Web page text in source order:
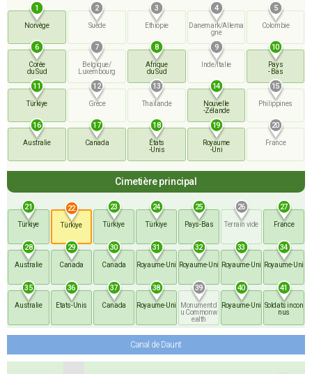
1
Norvège
2
Suède
3
Ethiopie
4
Danemark/Allema
gne
5
Colombie
6
Corée
du Sud
7
Belgique/
Luxembourg
8
Afrique
du Sud
9
Inde/Italie
10
Pays
- Bas
11
Türkiye
12
Grèce
13
Thaïlande
14
Nouvelle
-Zélande
15
Philippines
16
Australie
17
Canada
18
États
-Unis
19
Royaume
-Uni
20
France
Cimetière principal
21
Türkiye
22
Türkiye
23
Türkiye
24
Türkiye
25
Pays-Bas
26
Terrain vide
27
France
28
Australie
29
Canada
30
Canada
31
Royaume-Uni
32
Royaume-Uni
33
Royaume-Uni
34
Royaume-Uni
35
Australie
36
Etats-Unis
37
Canada
38
Royaume-Uni
39
Monument d
u Commonw
ealth
40
Royaume-Uni
41
Soldatsincon
nus
Canal de Daunt